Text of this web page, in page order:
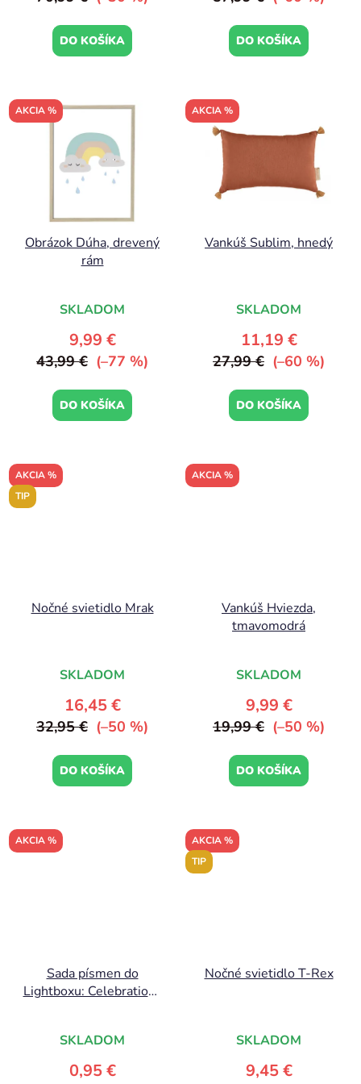
DO KOŠÍKA DO KOŠÍKA
AKCIA %
Obrázok Dúha, drevený
rám
SKLADOM
9,99 €
43,99 € (–77 %)
DO KOŠÍKA
AKCIA %
Vankúš Sublim, hnedý
SKLADOM
11,19 €
27,99 € (–60 %)
DO KOŠÍKA
AKCIA %
TIP
Nočné svietidlo Mrak
SKLADOM
16,45 €
32,95 € (–50 %)
DO KOŠÍKA
AKCIA %
Vankúš Hviezda,
tmavomodrá
SKLADOM
9,99 €
19,99 € (–50 %)
DO KOŠÍKA
AKCIA %
Sada písmen do
Lightboxu: Celebrations
SKLADOM
0,95 €
AKCIA %
TIP
Nočné svietidlo T-Rex
SKLADOM
9,45 €